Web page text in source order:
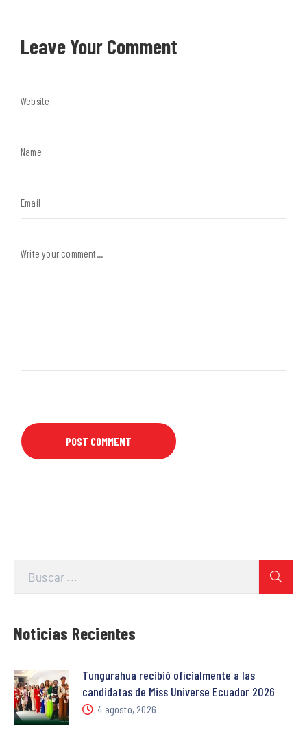
Leave Your Comment
Noticias Recientes
Tungurahua recibió oficialmente a las
candidatas de Miss Universe Ecuador 2026
4 agosto, 2026